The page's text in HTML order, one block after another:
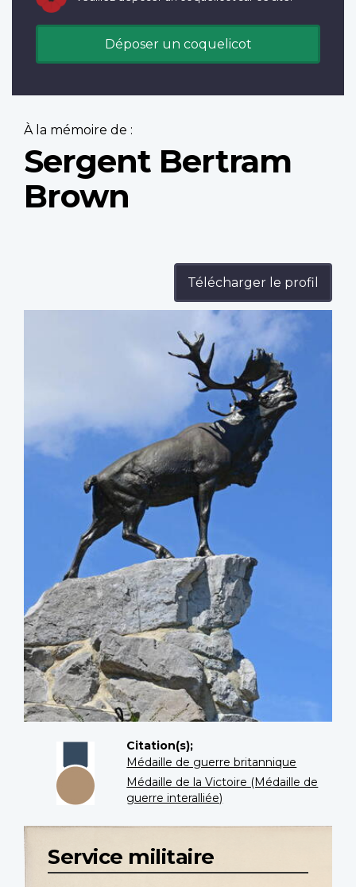
Déposer un coquelicot
À la mémoire de :
Sergent Bertram
Brown
Télécharger le profil
Citation(s);
Médaille de guerre britannique
Médaille de la Victoire (Médaille de
guerre interalliée)
Service militaire